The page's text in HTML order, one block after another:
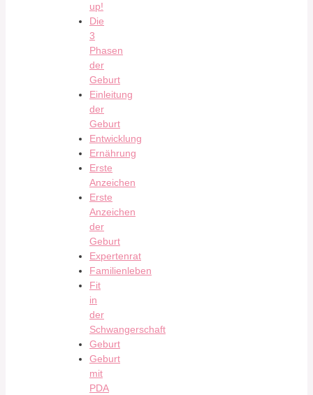
up!
Die
3
Phasen
der
Geburt
Einleitung
der
Geburt
Entwicklung
Ernährung
Erste
Anzeichen
Erste
Anzeichen
der
Geburt
Expertenrat
Familienleben
Fit
in
der
Schwangerschaft
Geburt
Geburt
mit
PDA